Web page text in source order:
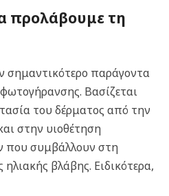
προλάβουμε τη
σημαντικότερο παράγοντα
Βασίζεται
του δέρματος από την
στην υιοθέτηση
που συμβάλλουν στη
βλάβης. Ειδικότερα,